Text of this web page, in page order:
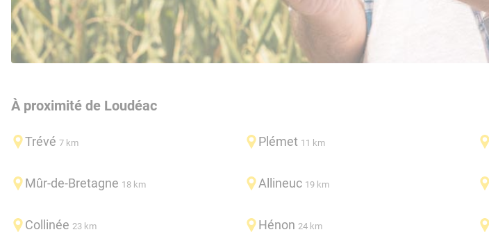
À proximité de Loudéac
Trévé 7 km Plémet 11 km
Mûr-de-Bretagne 18 km Allineuc 19 km
Collinée 23 km Hénon 24 km